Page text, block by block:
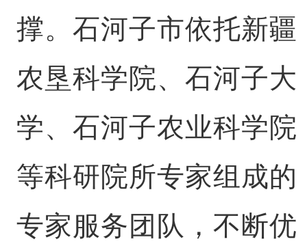
撑。石河子市依托新疆
农垦科学院、石河子大
学、石河子农业科学院
等科研院所专家组成的
专家服务团队，不断优